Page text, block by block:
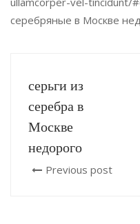
серебряные в Москве
серьги из
серебра в
Москве
недорого
Previous post